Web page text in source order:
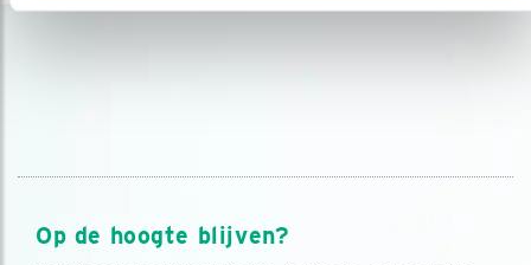
Op de hoogte blijven?